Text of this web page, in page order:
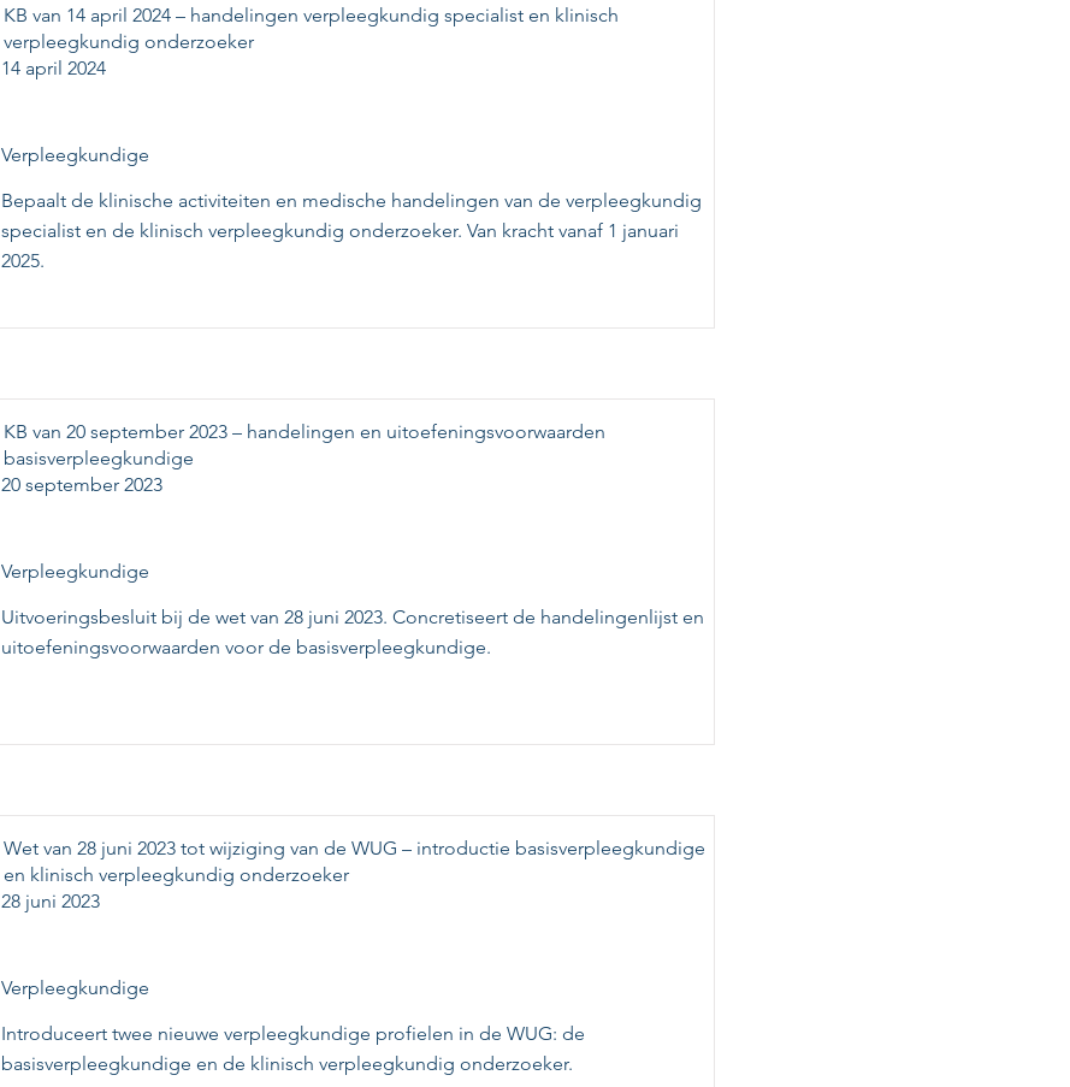
KB van 14 april 2024 – handelingen verpleegkundig specialist en klinisch
verpleegkundig onderzoeker
14 april 2024
Verpleegkundige
Bepaalt de klinische activiteiten en medische handelingen van de verpleegkundig
specialist en de klinisch verpleegkundig onderzoeker. Van kracht vanaf 1 januari
2025.
KB van 20 september 2023 – handelingen en uitoefeningsvoorwaarden
basisverpleegkundige
20 september 2023
Verpleegkundige
Uitvoeringsbesluit bij de wet van 28 juni 2023. Concretiseert de handelingenlijst en
uitoefeningsvoorwaarden voor de basisverpleegkundige.
Wet van 28 juni 2023 tot wijziging van de WUG – introductie basisverpleegkundige
en klinisch verpleegkundig onderzoeker
28 juni 2023
Verpleegkundige
Introduceert twee nieuwe verpleegkundige profielen in de WUG: de
basisverpleegkundige en de klinisch verpleegkundig onderzoeker.